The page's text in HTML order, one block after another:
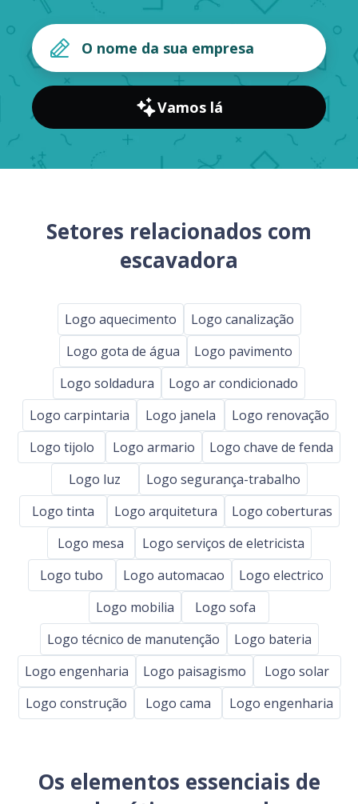
Vamos lá
Setores relacionados com
escavadora
Logo aquecimento
Logo canalização
Logo gota de água
Logo pavimento
Logo soldadura
Logo ar condicionado
Logo carpintaria
Logo janela
Logo renovação
Logo tijolo
Logo armario
Logo chave de fenda
Logo luz
Logo segurança-trabalho
Logo tinta
Logo arquitetura
Logo coberturas
Logo mesa
Logo serviços de eletricista
Logo tubo
Logo automacao
Logo electrico
Logo mobilia
Logo sofa
Logo técnico de manutenção
Logo bateria
Logo engenharia
Logo paisagismo
Logo solar
Logo construção
Logo cama Logo engenharia
Os elementos essenciais de